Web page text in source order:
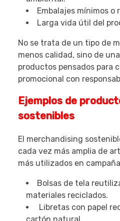
Embalajes mínimos o
Larga vida útil del
No se trata de un tipo de
menos calidad, sino de
productos pensados para
promocional con
Ejemplos de
sostenibles
El merchandising
cada vez más amplia de
más utilizados en
Bolsas de tela
materiales reciclados.
Libretas con papel